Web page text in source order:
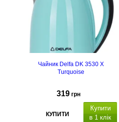
Чайник Delfa DK 3530 X
Turquoise
319 грн
КУПИТИ
Купити
в 1 клік